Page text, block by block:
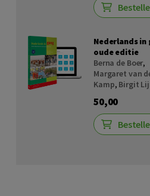
Nederlands in
oude editie
Berna de Boer,
Margaret van
Kamp, Birgit
50,00